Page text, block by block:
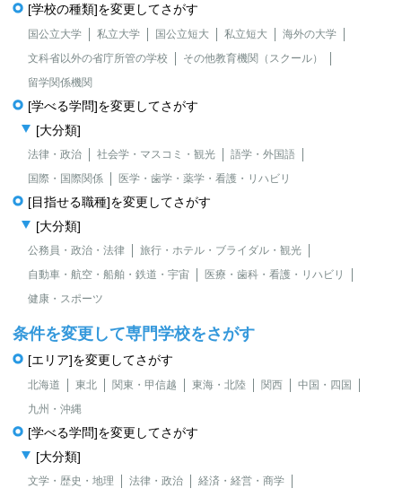
[学校の種類]を変更してさがす
国公立大学 私立大学 国公立短大 私立短大
海外の大学
文科省以外の省庁所管の学校
その他教育機関（スクール）
留学関係機関
[学べる学問]を変更してさがす
[大分類]
法律・政治 社会学・マスコミ・観光
語学・外国語
国際・国際関係
医学・歯学・薬学・看護・リハビリ
[目指せる職種]を変更してさがす
[大分類]
公務員・政治・法律
旅行・ホテル・ブライダル・観光
自動車・航空・船舶・鉄道・宇宙
医療・歯科・看護・リハビリ
健康・スポーツ
条件を変更して専門学校をさがす
[エリア]を変更してさがす
北海道 東北 関東・甲信越 東海・北陸 関西
中国・四国
九州・沖縄
[学べる学問]を変更してさがす
[大分類]
文学・歴史・地理 法律・政治
経済・経営・商学